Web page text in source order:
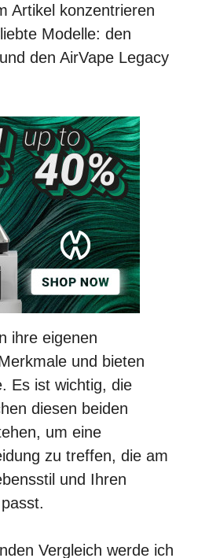
Artikel konzentrieren
Modelle: den
den AirVape Legacy
ihre eigenen
und bieten
Es ist wichtig, die
diesen beiden
um eine
zu treffen, die am
und Ihren
Vergleich werde ich